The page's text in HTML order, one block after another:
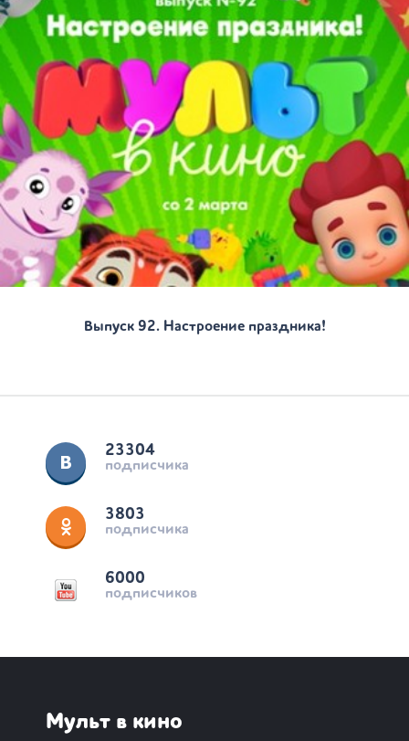
Выпуск 92. Настроение праздника!
23304
подписчика
3803
подписчика
6000
подписчиков
Мульт в кино